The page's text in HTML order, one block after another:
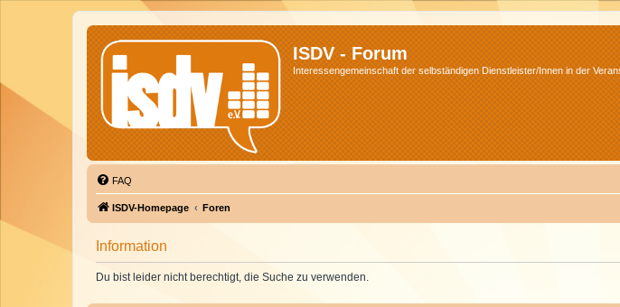
ISDV - Forum
Interessengemeinschaft der selbständigen Dienstleister/Innen in der
FAQ
ISDV-Homepage Foren
Information
Du bist leider nicht berechtigt, die Suche zu verwenden.